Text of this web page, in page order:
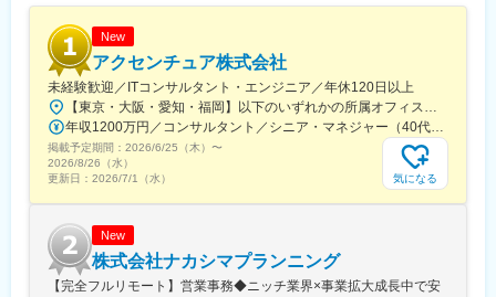
■豊富なキャリアパス：
プロジェクトマネージャーやテックリードとしての役割を担う
他、プロダクト開発へのキャリアチェンジなど適性や関心に応じ
て柔軟なキャリアを実現可能です。
■ポジションの特徴：
・最新技術を用いる機会が多く、また幅広い案件に携わることが
できるため、自身の知識やスキルの幅を広げることが可能です
・取組み自体がチャレンジングなため、職階に関わらず新しいア
組めます
・クライアント折衝の機会が多く、エンドユーザーの顔が見える
環境で業務に従事できます
New
アクセンチュア株式会社
未経験歓迎／ITコンサルタント・エンジニア／年休120日以上
【東京・大阪・愛知・福岡】以下のいずれかの所属オフィスもしくは各エリアのプロジェクト先 所属オフィス：■赤坂インターシティ■関西オフィス■アクセンチュア・アドバンスト・テクノロジーセンター名古屋■福岡オフィス※詳細は勤務地一覧よりご覧いただけます。※所属オフィスを問わずプロジェクトにより、国内出張、海外出張の可能性があります【魅力ポイント│世界の知恵を活用】世界中のベストプラクティスがデータベースに集約されており、数多くの事例や社員の知恵を活用できます。日本では前例のない案件でも、世界各国の社員からオンライン・オフライン（海外出張）問わず、気軽にアドバイスを受けることができます。★ この求人のPOINT ★￣￣V￣￣￣￣￣￣￣￣￣＃世界約78万人規模の大手基盤で安定性◎若手から裁量大きく挑戦・成長できる環境＃土日祝休／連続5日以上の休暇取得も可能！／フルフレックス（コアタイムなし）＃コンサル・IT未経験者向けの手厚い研修◎／メンター制度もあるため安心してチャレンジOK！
年収1200万円／コンサルタント／シニア・マネジャー（40代） 年収1000万円／テクノロジーアーキテクト（30代）
掲載予定期間： 2026/6/25（木） 〜
2026/8/26（水）
更新日： 2026/7/1（水） 気になる
New
株式会社ナカシマプランニング
【完全フルリモート】営業事務◆ニッチ業界×事業拡大成長中で安